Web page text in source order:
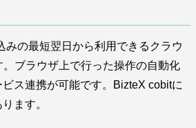
みの最短翌日から利用できるクラウ
。ブラウザ上で行った操作の自動化
ス連携が可能です。BizteX cobitに
ます。